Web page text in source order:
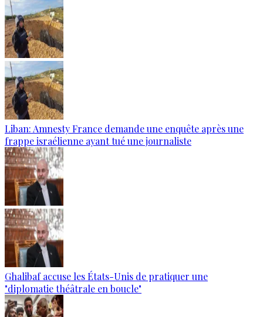
Liban: Amnesty France demande une enquête après une
frappe israélienne ayant tué une journaliste
Ghalibaf accuse les États-Unis de pratiquer une
"diplomatie théâtrale en boucle"